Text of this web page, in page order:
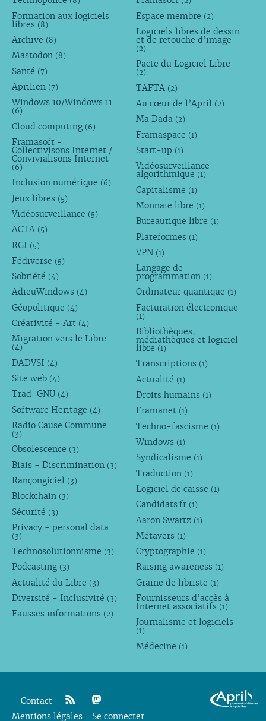
Formation aux logiciels
libres (8)
Archive (8)
Mastodon (8)
Santé (7)
Aprilien (7)
Windows 10/Windows 11
(6)
Cloud computing (6)
Framasoft -
Collectivisons Internet /
Convivialisons Internet
(6)
Inclusion numérique (6)
Jeux libres (5)
Vidéosurveillance (5)
ACTA (5)
RGI (5)
Fédiverse (5)
Sobriété (4)
AdieuWindows (4)
Géopolitique (4)
Créativité - Art (4)
Migration vers le Libre
(4)
DADVSI (4)
Site web (4)
Trad-GNU (4)
Software Heritage (4)
Radio Cause Commune
(3)
Obsolescence (3)
Biais - Discrimination (3)
Rançongiciel (3)
Blockchain (3)
Sécurité (3)
Privacy - personal data
(3)
Technosolutionnisme (3)
Podcasting (3)
Actualité du Libre (3)
Diversité - Inclusivité (3)
Fausses informations (2)
Espace membre (2)
Logiciels libres de dessin
et de retouche d’image
(2)
Pacte du Logiciel Libre
(2)
TAFTA (2)
Au cœur de l’April (2)
Ma Dada (2)
Framaspace (1)
Start-up (1)
Vidéosurveillance
algorithmique (1)
Capitalisme (1)
Monnaie libre (1)
Bureautique libre (1)
Plateformes (1)
VPN (1)
Langage de
programmation (1)
Ordinateur quantique (1)
Facturation électronique
(1)
Bibliothèques,
médiathèques et logiciel
libre (1)
Transcriptions (1)
Actualité (1)
Droits humains (1)
Framanet (1)
Techno-fascisme (1)
Windows (1)
Syndicalisme (1)
Traduction (1)
Logiciel de caisse (1)
Candidats.fr (1)
Aaron Swartz (1)
Métavers (1)
Cryptographie (1)
Raising awareness (1)
Graine de libriste (1)
Fournisseurs d’accès à
Internet associatifs (1)
Journalisme et logiciels
(1)
Médecine (1)
Contact
rss mastodon
Mentions légales Se connecter